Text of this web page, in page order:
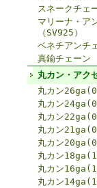
スネークチェ
マリーナ・ア
（SV925）
ベネチアンチ
真鍮チェーン
丸カン・アク
丸カン
丸カン
丸カン
丸カン
丸カン
丸カン
丸カン
丸カン